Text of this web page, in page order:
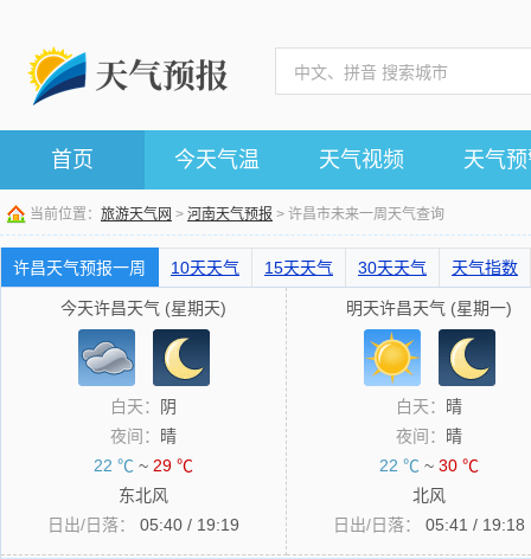
首页 今天气温 天气视频 天气
当前位置： 旅游天气网 > 河南天气预报 > 许昌市未来一周天气查询
许昌天气预报一周 10天天气 15天天气 30天天气 天气指数
今天许昌天气 (星期天)
白天：
阴
夜间：
晴
22 ℃ ~ 29 ℃
东北风
日出/日落：
05:40 / 19:19
明天许昌天气 (星期一)
白天：
晴
夜间：
晴
22 ℃ ~ 30 ℃
北风
日出/日落：
05:41 / 19:18